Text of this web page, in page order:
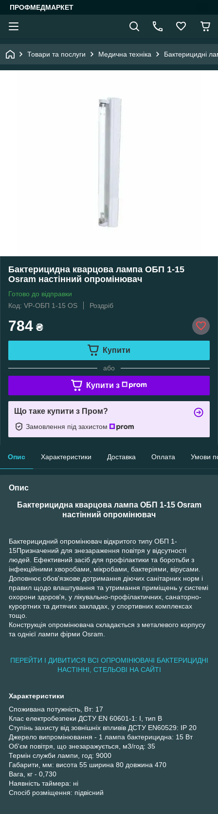
ПРОФМЕДМАРКЕТ
Товари та послуги Медична техніка Бактерицидні
Бактерицидна кварцова лампа ОБП 1-15
Osram настінний опромінювач
Готово до відправки
Код: VP-ОБП 1-15 OS
Роздріб
784 ₴
Купити
або
Купити з
Що таке купити з Пром?
Замовлення під захистом
Опис Характеристики Доставка Оплата Умови
Опис
Бактерицидна кварцова лампа ОБП 1-15 Osram
настінний опромінювач
Бактерицидний опромінювач відкритого типу ОБП 1-
15Призначений для знезараження повітря у відсутності
людей. Ефективний засіб для профілактики та боротьби з
інфекційними хворобами, мікробами, бактеріями, вірусами.
Доповнює обов'язкове дотримання діючих санітарних норм і
правил щодо влаштування та утримання приміщень у системі
охорони здоров'я, у лікувально-профілактичних, санаторно-
курортних та дитячих закладах, у спортивних комплексах
тощо.
Конструкція опромінювача складається з металевого корпусу
та однієї лампи фірми Osram.
ПЕРЕЙТИ І ДИВИТИСЯ ВСІ ОПРОМІНЮВАЧІ БАКТЕРИЦИДНІ
НАСТІННІ, СТЕЛЬОВІ НА САЙТІ
Характеристики
Споживана потужність, Вт: 17
Клас електробезпеки ДСТУ EN 60601-1: І, тип В
Ступінь захисту від зовнішніх впливів ДСТУ EN60529: ІР 20
Джерело випромінювання - 1 лампа бактерицидна: 15 Вт
Об'єм повітря, що знезаражується, м3/год: 35
Термін служби лампи, год: 9000
Габарити, мм: висота 55 ширина 80 довжина 470
Вага, кг - 0,730
Наявність таймера: ні
Спосіб розміщення: підвісний